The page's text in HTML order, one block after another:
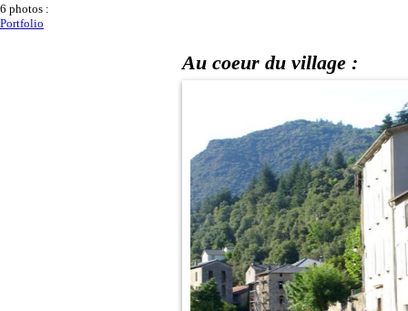
6 photos :
Portfolio
Au coeur du village :